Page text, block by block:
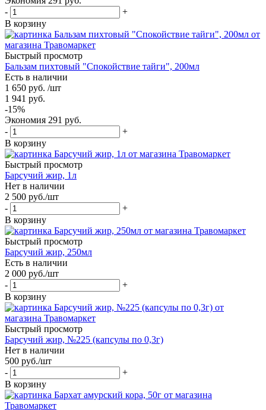
-
+
В корзину
Быстрый просмотр
Бальзам пихтовый "Спокойствие тайги", 200мл
Есть в наличии
1 650 руб. /шт
1 941 руб.
-15%
Экономия 291 руб.
-
+
В корзину
Быстрый просмотр
Барсучий жир, 1л
Нет в наличии
2 500 руб./шт
-
+
В корзину
Быстрый просмотр
Барсучий жир, 250мл
Есть в наличии
2 000 руб./шт
-
+
В корзину
Быстрый просмотр
Барсучий жир, №225 (капсулы по 0,3г)
Нет в наличии
500 руб./шт
-
+
В корзину